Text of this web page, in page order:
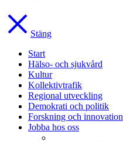
Stäng
Start
Hälso- och sjukvård
Kultur
Kollektivtrafik
Regional utveckling
Demokrati och politik
Forskning och innovation
Jobba hos oss